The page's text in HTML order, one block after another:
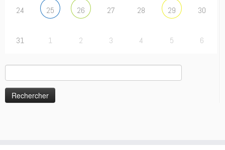
24 25 26 27 28 29 30
31 1 2 3 4 5 6